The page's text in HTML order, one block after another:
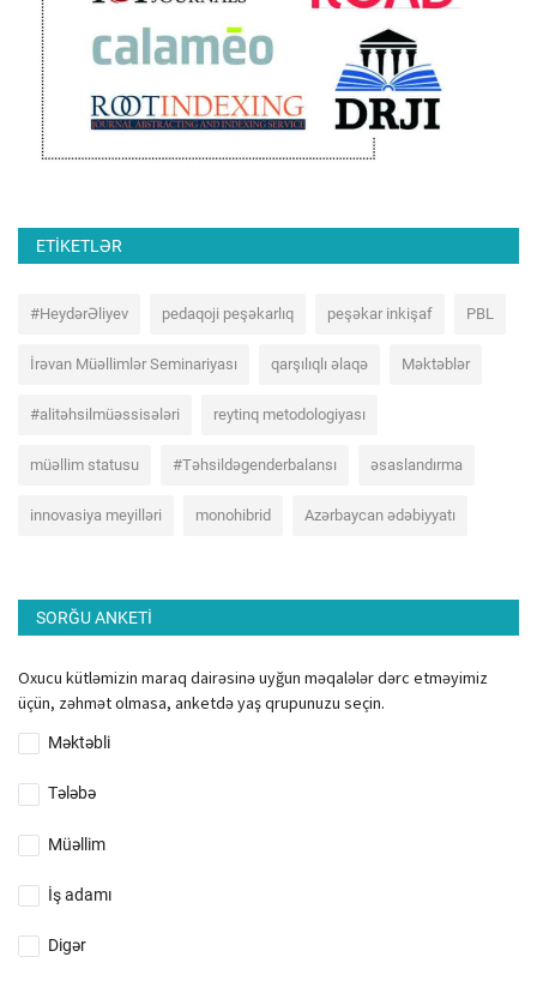
ETIKETLƏR
#HeydərƏliyev pedaqoji peşəkarlıq peşəkar inkişaf PBL
İrəvan Müəllimlər Seminariyası qarşılıqlı əlaqə Məktəblər
#alitəhsilmüəssisələri reytinq metodologiyası
müəllim statusu #Təhsildəgenderbalansı əsaslandırma
innovasiya meyilləri monohibrid Azərbaycan ədəbiyyatı
SORĞU ANKETI
Oxucu kütləmizin maraq dairəsinə uyğun məqalələr dərc etməyimiz
üçün, zəhmət olmasa, anketdə yaş qrupunuzu seçin.
Məktəbli
Tələbə
Müəllim
İş adamı
Digər